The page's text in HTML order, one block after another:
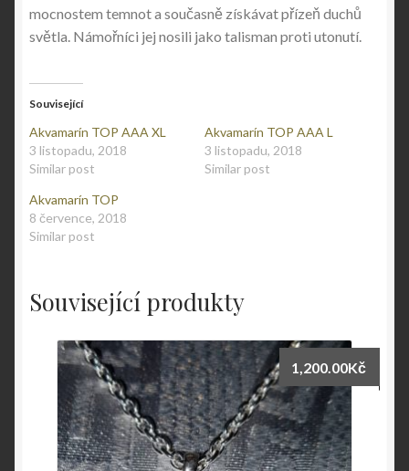
mocnostem temnot a současně získávat přízeň duchů
světla. Námořníci jej nosili jako talisman proti utonutí.
Související
Akvamarín TOP AAA XL
3 listopadu, 2018
Similar post
Akvamarín TOP AAA L
3 listopadu, 2018
Similar post
Akvamarín TOP
8 července, 2018
Similar post
Související produkty
1,200.00Kč